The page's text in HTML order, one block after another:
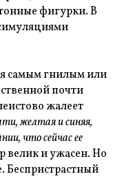
фигурки. В
самым гнилым или
почти
жалеет
желтая и синяя,
что сейчас ее
велик и ужасен. Но
Беспристрастный